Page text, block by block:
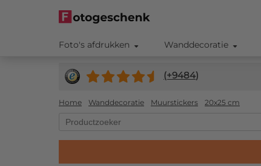
Foto's afdrukken Wanddecoratie
(+9484)
Home Wanddecoratie Muurstickers 20x25 cm